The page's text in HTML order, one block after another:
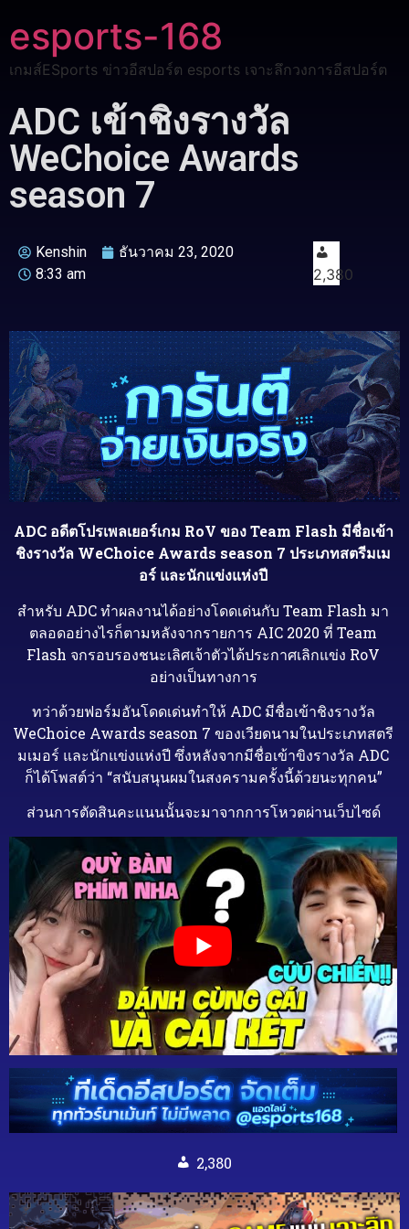
esports-168
เกมส์ESports ข่าวอีสปอร์ต esports เจาะลึกวงการอีสปอร์ต
ADC เข้าชิงรางวัล
WeChoice Awards
season 7
Kenshin
ธันวาคม 23, 2020
8:33 am
2,380
ADC อดีตโปรเพลเยอร์เกม RoV ของ Team Flash มีชื่อเข้า
ชิงรางวัล WeChoice Awards season 7 ประเภทสตรีมเม
อร์ และนักแข่งแห่งปี
สำหรับ ADC ทำผลงานได้อย่างโดดเด่นกับ Team Flash มา
ตลอดอย่างไรก็ตามหลังจากรายการ AIC 2020 ที่ Team
Flash จกรอบรองชนะเลิศเจ้าตัวได้ประกาศเลิกแข่ง RoV
อย่างเป็นทางการ
ทว่าด้วยฟอร์มอันโดดเด่นทำให้ ADC มีชื่อเข้าชิงรางวัล
WeChoice Awards season 7 ของเวียดนามในประเภทสตรี
มเมอร์ และนักแข่งแห่งปี ซึ่งหลังจากมีชื่อเข้าขิงรางวัล ADC
ก็ได้โพสต์ว่า “สนับสนุนผมในสงครามครั้งนี้ด้วยนะทุกคน”
ส่วนการตัดสินคะแนนนั้นจะมาจากการโหวตผ่านเว็บไซด์
2,380